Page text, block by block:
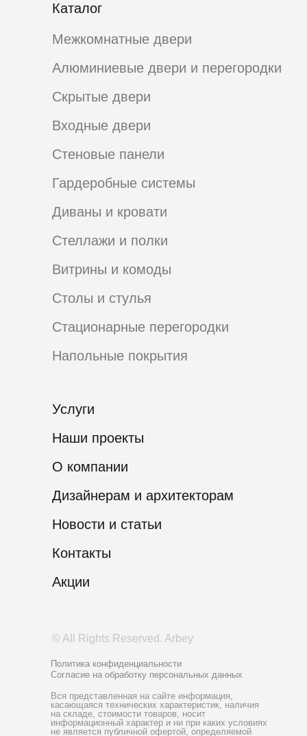
© All Rights Reserved. Arbey
Политика конфиденциальности
Вся представленная на сайте информация,
касающаяся технических характеристик, наличия
на складе, стоимости товаров, носит
информационный характер и ни при каких условиях
не является публичной офертой, определяемой
Согласие на обработку персональных данных
Каталог
Межкомнатные двери
Входные двери
Алюминиевые двери и перегородки
Стеновые панели
Услуги
Наши проекты
О компании
Дизайнерам и архитекторам
Новости и статьи
Акции
Контакты
Скрытые двери
Гардеробные системы
Диваны и кровати
Столы и стулья
Витрины и комоды
Стеллажи и полки
Стационарные перегородки
Напольные покрытия